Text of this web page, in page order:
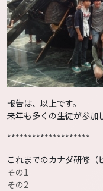
報告は、以上です。
来年も多くの生徒が参加
********************
これまでのカナダ研修（
その1
その2